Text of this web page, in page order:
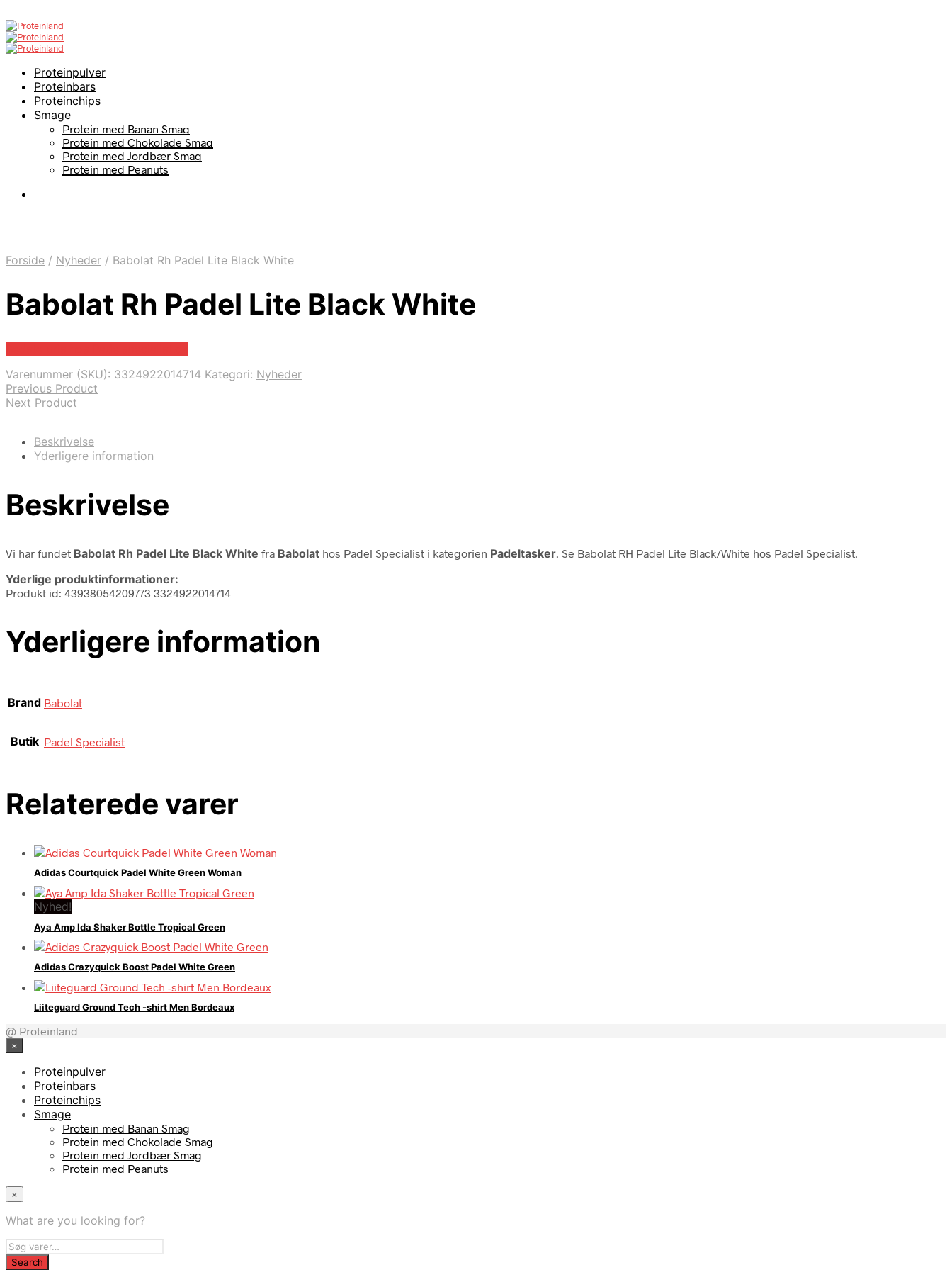
Proteinpulver
Proteinbars
Proteinchips
Smage
Protein med Banan Smag
Protein med Chokolade Smag
Protein med Jordbær Smag
Protein med Peanuts
Forside / Nyheder / Babolat Rh Padel Lite Black White
Babolat Rh Padel Lite Black White
Varenummer (SKU): 3324922014714 Kategori: Nyheder
Previous Product
Next Product
Beskrivelse
Yderligere information
Beskrivelse
Vi har fundet Babolat Rh Padel Lite Black White fra Babolat hos Padel Specialist i kategorien Padeltasker . Se Babolat RH Padel Lite Black/White hos Padel Specialist.
Yderlige produktinformationer:
Produkt id: 43938054209773 3324922014714
Yderligere information
Brand Babolat
Butik Padel Specialist
Relaterede varer
Adidas Courtquick Padel White Green Woman
Nyhed!
Aya Amp Ida Shaker Bottle Tropical Green
Adidas Crazyquick Boost Padel White Green
Liiteguard Ground Tech -shirt Men Bordeaux
@ Proteinland
×
Proteinpulver
Proteinbars
Proteinchips
Smage
Protein med Banan Smag
Protein med Chokolade Smag
Protein med Jordbær Smag
Protein med Peanuts
×
What are you looking for?